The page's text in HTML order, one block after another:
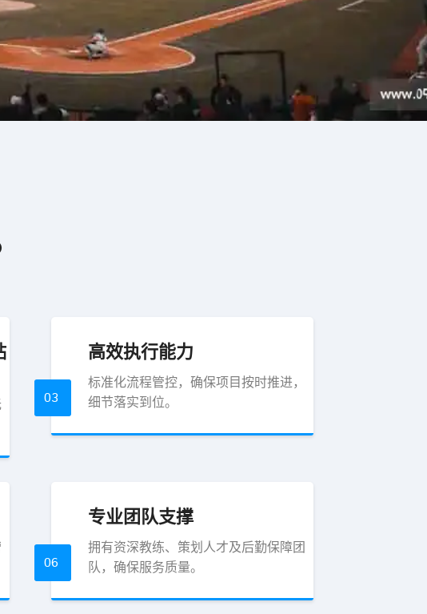
03
高效执行能力
标准化流程管控，确保项目按时推进，
细节落实到位。
06
专业团队支撑
拥有资深教练、策划人才及后勤保障团
队，确保服务质量。